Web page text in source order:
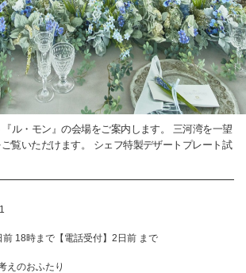
ル・モン』の会場をご案内します。 三河湾を一望
覧いただけます。 シェフ特製デザートプレート試
前 18時まで【電話受付】2日前 まで
えのおふたり